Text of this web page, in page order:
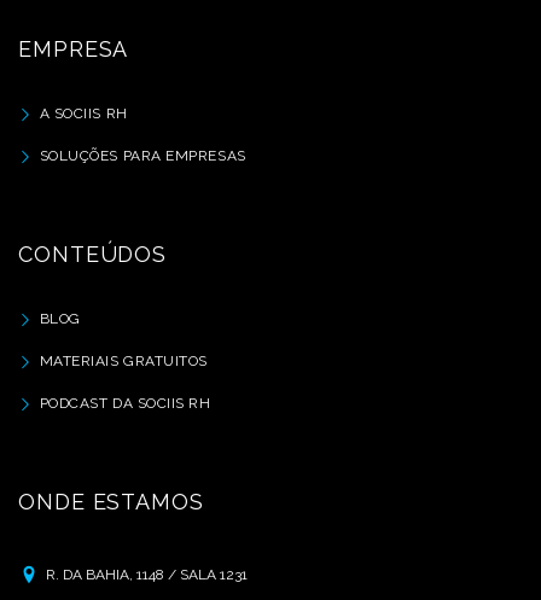
EMPRESA
A SOCIIS RH
SOLUÇÕES PARA EMPRESAS
CONTEÚDOS
BLOG
MATERIAIS GRATUITOS
PODCAST DA SOCIIS RH
ONDE ESTAMOS
R. DA BAHIA, 1148 / SALA 1231